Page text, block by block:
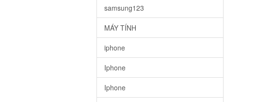
samsung123
MÁY TÍNH
iphone
Iphone
Iphone